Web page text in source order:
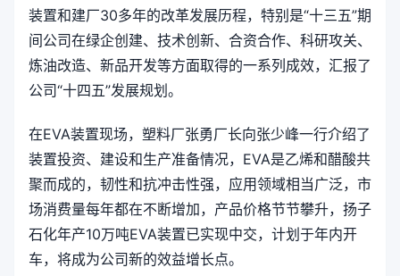
装置和建厂30多年的改革发展历程，特别是“十三五”期
间公司在绿企创建、技术创新、合资合作、科研攻关、
炼油改造、新品开发等方面取得的一系列成效，汇报了
公司“十四五”发展规划。
在EVA装置现场，塑料厂张勇厂长向张少峰一行介绍了
装置投资、建设和生产准备情况，EVA是乙烯和醋酸共
聚而成的，韧性和抗冲击性强，应用领域相当广泛，市
场消费量每年都在不断增加，产品价格节节攀升，扬子
石化年产10万吨EVA装置已实现中交，计划于年内开
车，将成为公司新的效益增长点。